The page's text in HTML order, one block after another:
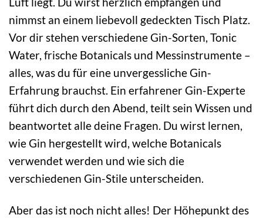
nimmst an einem liebevoll gedeckten Tisch Platz.
Vor dir stehen verschiedene Gin-Sorten, Tonic
Water, frische Botanicals und Messinstrumente –
alles, was du für eine unvergessliche Gin-
Erfahrung brauchst. Ein erfahrener Gin-Experte
führt dich durch den Abend, teilt sein Wissen und
beantwortet alle deine Fragen. Du wirst lernen,
wie Gin hergestellt wird, welche Botanicals
verwendet werden und wie sich die
verschiedenen Gin-Stile unterscheiden.
Aber das ist noch nicht alles! Der Höhepunkt des